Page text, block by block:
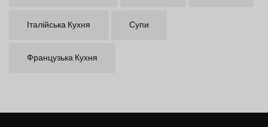
Італійська Кухня Супи
Французька Кухня